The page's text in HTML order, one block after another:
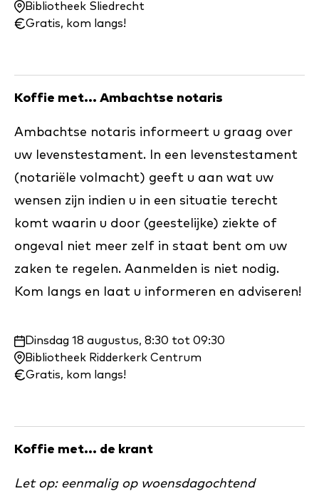
en
wanneer:
Bibliotheek Sliedrecht
Gratis, kom langs!
Koffie met... Ambachtse notaris
Ambachtse notaris informeert u graag over
uw levenstestament. In een levenstestament
(notariële volmacht) geeft u aan wat uw
wensen zijn indien u in een situatie terecht
komt waarin u door (geestelijke) ziekte of
ongeval niet meer zelf in staat bent om uw
zaken te regelen. Aanmelden is niet nodig.
Kom langs en laat u informeren en adviseren!
Waar
en
wanneer:
Dinsdag 18 augustus, 8:30 tot 09:30
Bibliotheek Ridderkerk Centrum
Gratis, kom langs!
Koffie met... de krant
Let op: eenmalig op woensdagochtend